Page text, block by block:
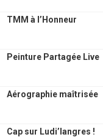
TMM à l’Honneur
Peinture Partagée Live
Aérographie maîtrisée
Cap sur Ludi’langres !